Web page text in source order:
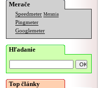
Merače
Speedmeter Merania
Pingmeter
Googlemeter
Hľadanie
Top články